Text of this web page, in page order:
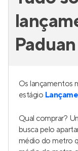
Paduan
Os lançamentos
estágio
Qual comprar?
busca pelo
médio do metro